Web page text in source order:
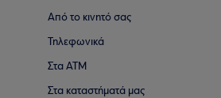
Από το κινητό σας
Τηλεφωνικά
Στα ΑΤΜ
Στα καταστήματά μας